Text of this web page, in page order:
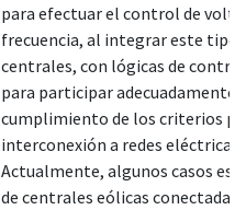
para efectuar el control de
frecuencia, al integrar este tipo
centrales, con lógicas de
para participar adecuadamente
cumplimiento de los criterios
interconexión a redes eléctricas.
Actualmente, algunos casos
de centrales eólicas conectadas